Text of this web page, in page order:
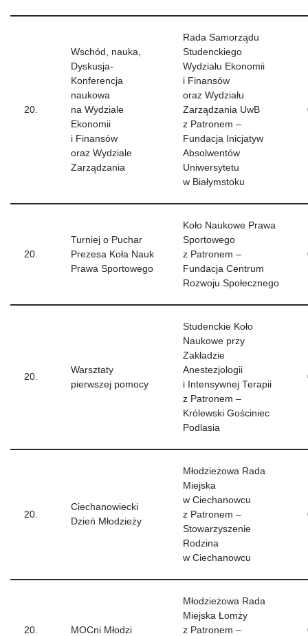
20.
Wschód, nauka,
Dyskusja-
Konferencja
naukowa
na Wydziale
Ekonomii
i Finansów
oraz Wydziale
Zarządzania
Rada Samorządu
Studenckiego
Wydziału Ekonomii
i Finansów
oraz Wydziału
Zarządzania UwB
z Patronem –
Fundacja Inicjatyw
Absolwentów
Uniwersytetu
w Białymstoku
20.
Turniej o Puchar
Prezesa Koła Nauk
Prawa Sportowego
Koło Naukowe Prawa
Sportowego
z Patronem –
Fundacja Centrum
Rozwoju Społecznego
20.
Warsztaty
pierwszej pomocy
Studenckie Koło
Naukowe przy
Zakładzie
Anestezjologii
i Intensywnej Terapii
z Patronem –
Królewski Gościniec
Podlasia
20.
Ciechanowiecki
Dzień Młodzieży
Młodzieżowa Rada
Miejska
w Ciechanowcu
z Patronem –
Stowarzyszenie
Rodzina
w Ciechanowcu
20. MOCni Młodzi
Młodzieżowa Rada
Miejska Łomży
z Patronem –